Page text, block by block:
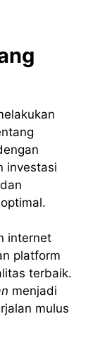
investasi
dan
optimal.
internet
platform
terbaik.
menjadi
mulus